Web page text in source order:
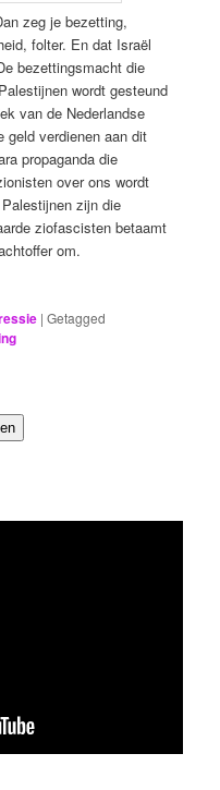
zeg je bezetting,
folter. En dat Israël
bezettingsmacht die
wordt gesteund
van de Nederlandse
geld verdienen aan dit
propaganda die
over ons wordt
zijn die
ziofascisten betaamt
om.
|Getagged